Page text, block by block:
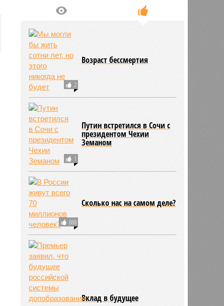
2
Возраст бессмертия
1
Путин встретился в Сочи с
президентом Чехии
Земаном
888
Сколько нас на самом деле?
Вклад в будущее